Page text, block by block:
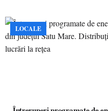
LOCALE